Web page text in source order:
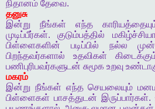
நிதானம் தேவை.
தனுசு
இன்று
நீங்கள் எந்த
முடிப்பீர்கள்.குடும்பத்தில்
பிள்ளைகளின்
படிப்பில் நல்ல
பிறந்தவர்களால்
உதவிகள்
பணிபுரிபவர்களுடன் சுமூக உறவு
மகரம்
இன்று நீங்கள் எந்த செயலையும்
பிள்ளைகள் பாசத்துடன் இருப்பார்கள்.